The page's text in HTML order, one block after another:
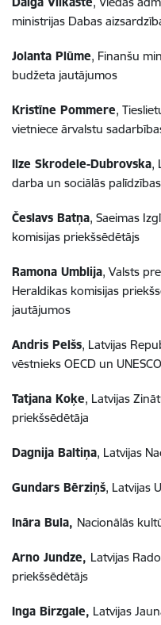
ministrijas Dabas
Jolanta Plūme, Finanšu
budžeta jautājumos
Kristīne Pommere,
vietniece ārvalstu
Ilze Skrodele-Dubrovska,
darba un sociālās
Česlavs Batņa, Saeimas
komisijas priekšsēdētājs
Ramona Umblija, Valsts
Heraldikas komisijas
jautājumos
Andris Pelšs, Latvijas
vēstnieks OECD un UNESCO
Tatjana Koķe, Latvijas
priekšsēdētāja
Dagnija Baltiņa, Latvijas
Gundars Bērziņš, Latvijas
Ināra Bula, Nacionālās
Arno Jundze, Latvijas
priekšsēdētājs
Inga Birzgale, Latvijas